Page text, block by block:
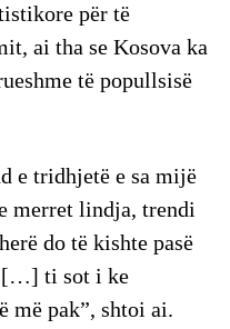
për të
ai tha se Kosova ka
të popullsisë
e tridhjetë e sa mijë
merret lindja, trendi
do të kishte pasë
[…] ti sot i ke
më pak”, shtoi ai.